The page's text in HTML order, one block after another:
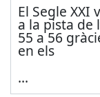
El Segle
a la pista de
55 a 56
en els
...